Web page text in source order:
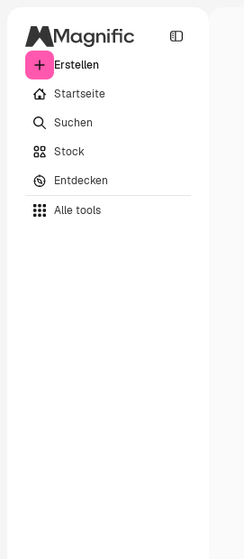
Erstellen
Startseite
Suchen
Stock
Entdecken
Alle tools